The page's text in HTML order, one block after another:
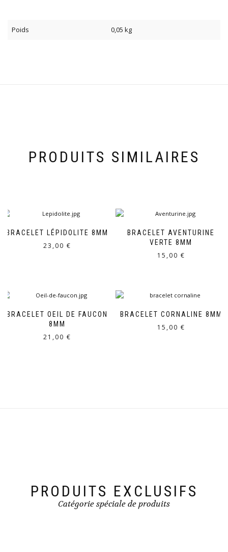
Poids 0,05 kg
PRODUITS SIMILAIRES
BRACELET LÉPIDOLITE 8MM
23,00 €
BRACELET AVENTURINE
VERTE 8MM
15,00 €
BRACELET OEIL DE FAUCON
8MM
21,00 €
BRACELET CORNALINE 8MM
15,00 €
PRODUITS EXCLUSIFS
Catégorie spéciale de produits